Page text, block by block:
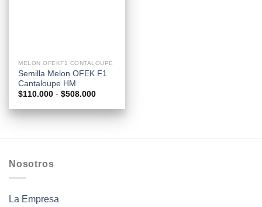
MELON OFEKF1 CONTALOUPE
Semilla Melon OFEK F1
Cantaloupe HM
$110.000 - $508.000Rango
precios:
desde
Nosotros
La Empresa